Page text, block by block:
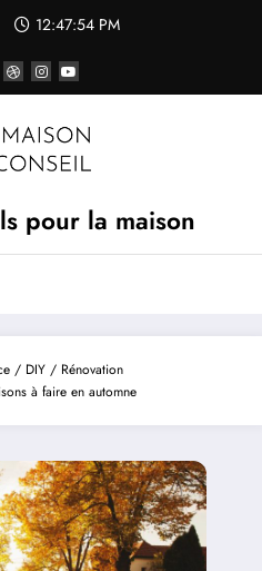
12:47:55 PM
pour la maison
/ DIY / Rénovation
à faire en automne